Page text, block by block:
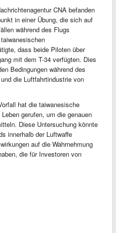
CNA befanden
in einer Übung, die sich auf
während des Flugs
dass beide Piloten über
mit dem T-34 verfügten. Dies
Bedingungen während des
die Luftfahrtindustrie von
hat die taiwanesische
gerufen, um die genauen
Diese Untersuchung könnte
innerhalb der Luftwaffe
auf die Wahrnehmung
die für Investoren von